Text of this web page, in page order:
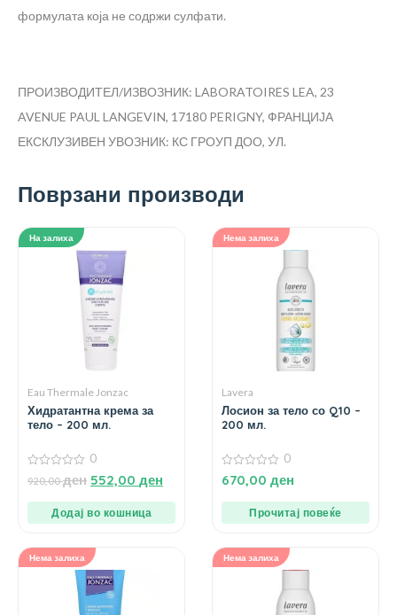
формулата која не содржи сулфати.
ПРОИЗВОДИТЕЛ/ИЗВОЗНИК: LABORATOIRES LEA, 23
AVENUE PAUL LANGEVIN, 17180 PERIGNY, ФРАНЦИЈА
ЕКСКЛУЗИВЕН УВОЗНИК: КС ГРОУП ДОО, УЛ.
Поврзани производи
На залиха
Eau Thermale Jonzac
Хидратантна крема за
тело – 200 мл.
0
од
0
920,00ден 552,00 ден
Додај во кошница
Нема залиха
Lavera
Лосион за тело со Q10 –
200 мл.
0
од
0
670,00 ден
Прочитај повеќе
Нема залиха Нема залиха